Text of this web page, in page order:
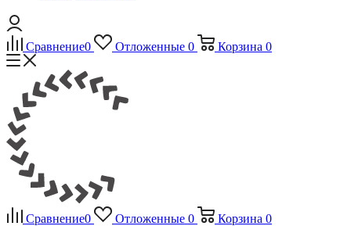
Сравнение0 Отложенные 0 Корзина 0
Сравнение0 Отложенные 0 Корзина 0